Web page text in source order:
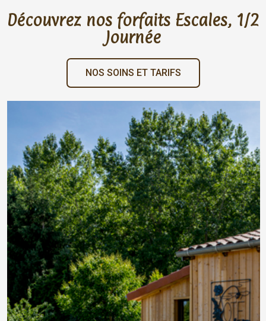
Découvrez nos forfaits Escales, 1/2
Journée
NOS SOINS ET TARIFS